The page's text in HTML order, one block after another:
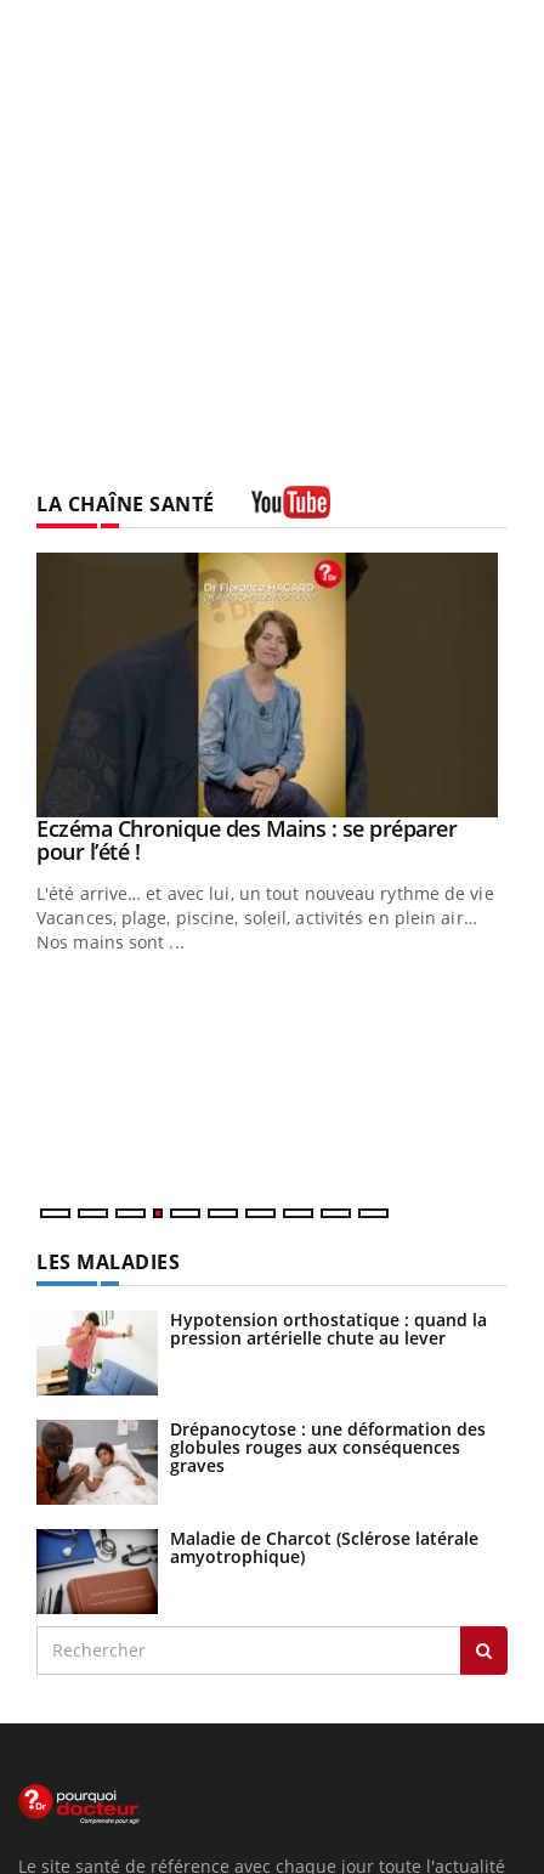
LA CHAÎNE SANTÉ
Youtube
Eczéma Chronique des Mains : se préparer
pour l’été !Youtube
L'été arrive… et avec lui, un tout nouveau rythme de vie !
Vacances, plage, piscine, soleil, activités en plein air…
Nos mains sont ...
LES MALADIES
Hypotension orthostatique : quand la
pression artérielle chute au lever
Drépanocytose : une déformation des
globules rouges aux conséquences
graves
Maladie de Charcot (Sclérose latérale
amyotrophique)
Le site santé de référence avec chaque jour toute l'actualité